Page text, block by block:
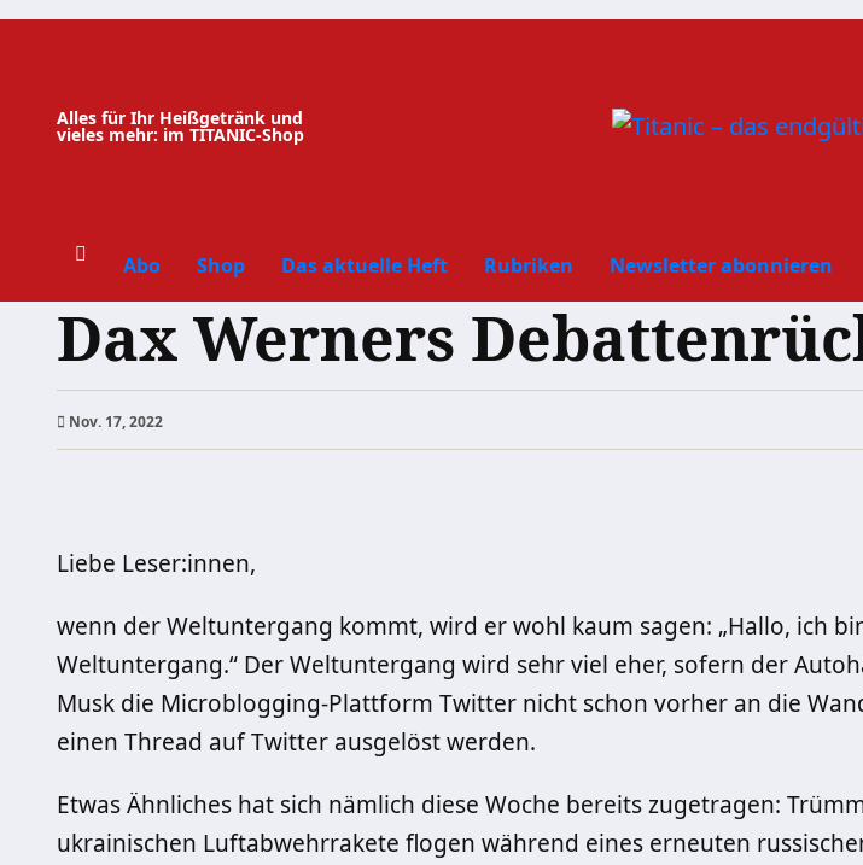
Zum
Alles für Ihr Heißgetränk und
vieles mehr: im TITANIC-Shop
Abo Shop Das aktuelle Heft Rubriken Newsletter abonnieren
Dax Werners
Nov. 17, 2022
Liebe Leser:innen,
wenn der Weltuntergang kommt, wird er wohl kaum sagen: „Hallo, ich
Weltuntergang.“ Der Weltuntergang wird sehr viel eher, sofern der
Musk die Microblogging-Plattform Twitter nicht schon vorher an die
einen Thread auf Twitter ausgelöst werden.
Etwas Ähnliches hat sich nämlich diese Woche bereits zugetragen:
ukrainischen Luftabwehrrakete flogen während eines erneuten